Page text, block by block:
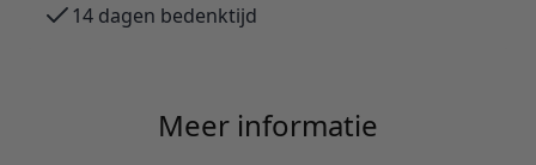
14 dagen bedenktijd
Meer informatie